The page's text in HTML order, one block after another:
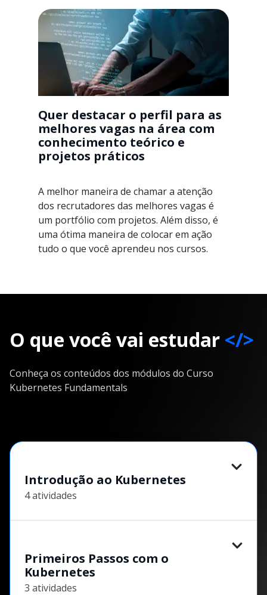
Quer destacar o perfil para as
melhores vagas na área com
conhecimento teórico e
projetos práticos
A melhor maneira de chamar a atenção
dos recrutadores das melhores vagas é
um portfólio com projetos. Além disso, é
uma ótima maneira de colocar em ação
tudo o que você aprendeu nos cursos.
O que você vai estudar </>
Conheça os conteúdos dos módulos do Curso
Kubernetes Fundamentals
Introdução ao Kubernetes
4 atividades
Primeiros Passos com o
Kubernetes
3 atividades